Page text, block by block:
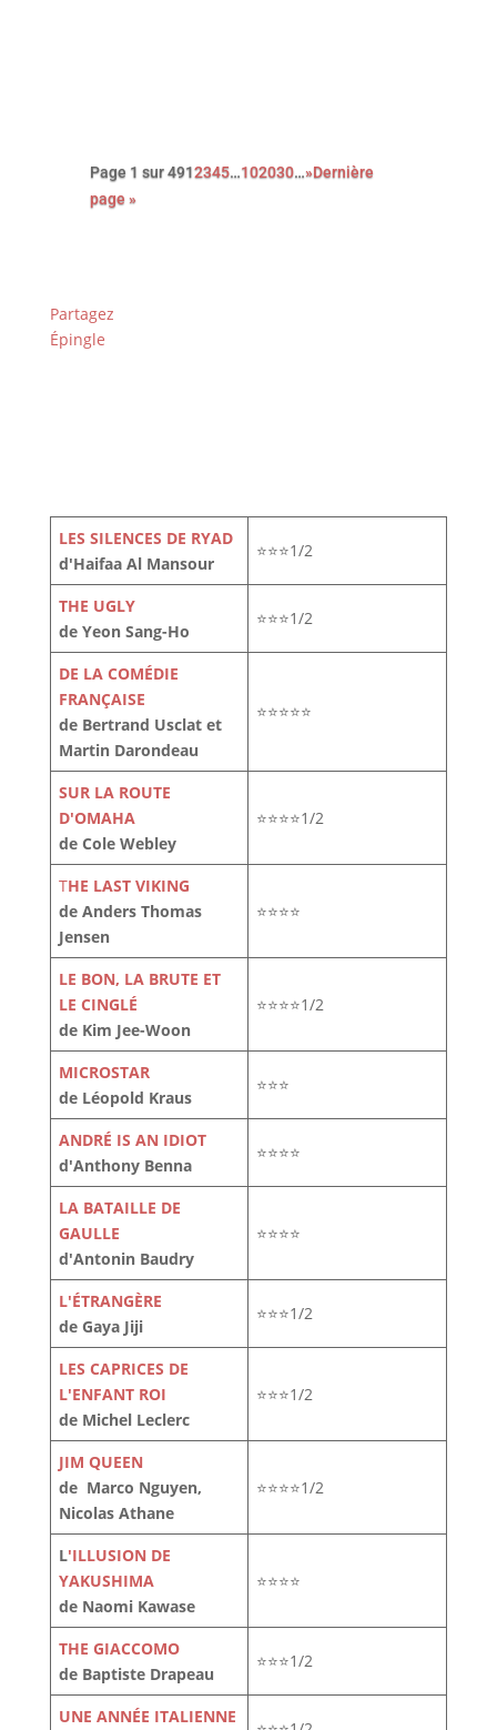
Page 1 sur 4912345…102030…»Dernière
page »
Partagez
Épingle
LES SILENCES DE RYAD
d'Haifaa Al Mansour
⭐⭐⭐1/2
THE UGLY
de Yeon Sang-Ho
⭐⭐⭐1/2
DE LA COMÉDIE
FRANÇAISE
de Bertrand Usclat et
Martin Darondeau
⭐⭐⭐⭐⭐
SUR LA ROUTE
D'OMAHA
de Cole Webley
⭐⭐⭐⭐1/2
THE LAST VIKING
de Anders Thomas
Jensen
⭐⭐⭐⭐
LE BON, LA BRUTE ET
LE CINGLÉ
de Kim Jee-Woon
⭐⭐⭐⭐1/2
MICROSTAR
de Léopold Kraus
⭐⭐⭐
ANDRÉ IS AN IDIOT
d'Anthony Benna
⭐⭐⭐⭐
LA BATAILLE DE
GAULLE
d'Antonin Baudry
⭐⭐⭐⭐
L'ÉTRANGÈRE
de Gaya Jiji
⭐⭐⭐1/2
LES CAPRICES DE
L'ENFANT ROI
de Michel Leclerc
⭐⭐⭐1/2
JIM QUEEN
de Marco Nguyen,
Nicolas Athane
⭐⭐⭐⭐1/2
L'ILLUSION DE
YAKUSHIMA
de Naomi Kawase
⭐⭐⭐⭐
THE GIACCOMO
de Baptiste Drapeau
⭐⭐⭐1/2
UNE ANNÉE ITALIENNE